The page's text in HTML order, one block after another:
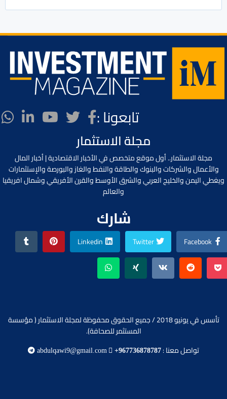
تابعونا :
مجلة الاستثمار
مجلة الاستثمار.. أول موقع متخصص في الأخبار الاقتصادية | أخبار المال
والأعمال والشركات والبنوك والطاقة والنفط والغاز والبورصة والإستثمارات
ويغطي اليمن والخليج العربي والشرق الأوسط والقرن الأفريقي وشمال افريقيا
والعالم
شارك
Facebook
Twitter
Linkedin
تأسس في يونيو 2018 / جميع الحقوق محفوظة لمجلة الاستثمار ( مؤسسة
المستثمر للصحافة).
تواصل معنا : +967736878787
abdulqawi9@gmail.com